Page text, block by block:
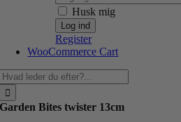
Husk mig
Register
WooCommerce Cart
Garden Bites twister 13cm